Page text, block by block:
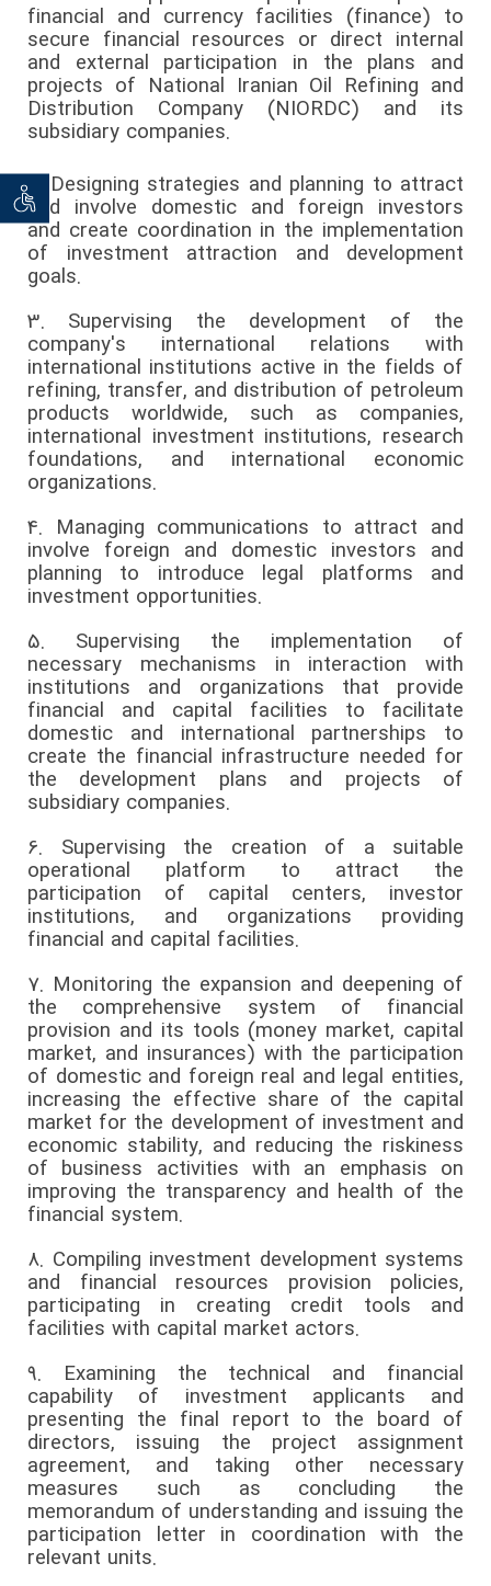
توان
financial and currency facilities (finance) to
secure financial resources or direct internal
and external participation in the plans and
projects of National Iranian Oil Refining and
Distribution Company (NIORDC) and its
subsidiary companies.
Designing strategies and planning to attract
and involve domestic and foreign investors
and create coordination in the implementation
of investment attraction and development
goals.
3. Supervising the development of the
company's international relations with
international institutions active in the fields of
refining, transfer, and distribution of petroleum
products worldwide, such as companies,
international investment institutions, research
foundations, and international economic
organizations.
4. Managing communications to attract and
involve foreign and domestic investors and
planning to introduce legal platforms and
investment opportunities.
5. Supervising the implementation of
necessary mechanisms in interaction with
institutions and organizations that provide
financial and capital facilities to facilitate
domestic and international partnerships to
create the financial infrastructure needed for
the development plans and projects of
subsidiary companies.
6. Supervising the creation of a suitable
operational platform to attract the
participation of capital centers, investor
institutions, and organizations providing
financial and capital facilities.
7. Monitoring the expansion and deepening of
the comprehensive system of financial
provision and its tools (money market, capital
market, and insurances) with the participation
of domestic and foreign real and legal entities,
increasing the effective share of the capital
market for the development of investment and
economic stability, and reducing the riskiness
of business activities with an emphasis on
improving the transparency and health of the
financial system.
8. Compiling investment development systems
and financial resources provision policies,
participating in creating credit tools and
facilities with capital market actors.
9. Examining the technical and financial
capability of investment applicants and
presenting the final report to the board of
directors, issuing the project assignment
agreement, and taking other necessary
measures such as concluding the
memorandum of understanding and issuing the
participation letter in coordination with the
relevant units.